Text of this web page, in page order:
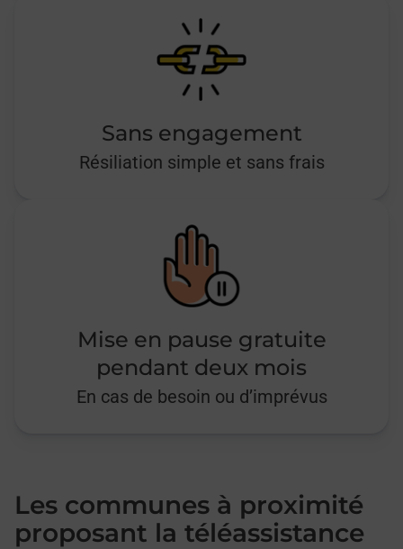
Sans engagement
Résiliation simple et sans frais
Mise en pause gratuite
pendant deux mois
En cas de besoin ou d’imprévus
Les communes à proximité
proposant la téléassistance